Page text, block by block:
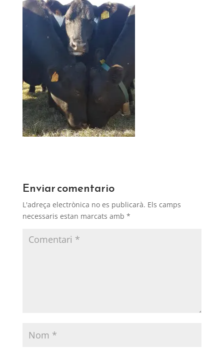
Enviar comentario
L'adreça electrònica no es publicarà. Els camps
necessaris estan marcats amb *